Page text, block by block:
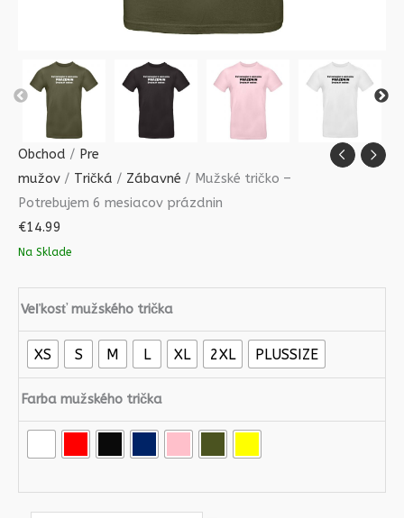
Obchod / Pre
mužov / Tričká / Zábavné / Mužské tričko –
Potrebujem 6 mesiacov prázdnin
€14.99
Na Sklade
Veľkosť mužského trička
XS S M L XL 2XL PLUSSIZE
Farba mužského trička